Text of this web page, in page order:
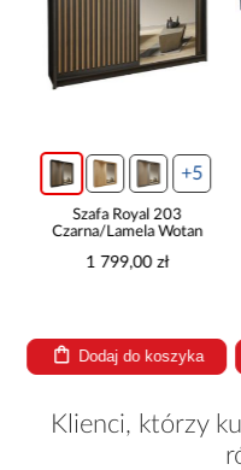
Narożnik Kronos
prawa/lewa popiel
2 474,99 zł
Dodaj do
Klienci, którzy